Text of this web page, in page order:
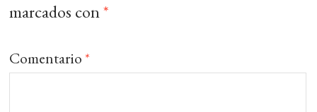
marcados con*
Comentario *